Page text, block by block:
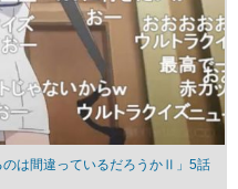
のは間違っているだろうかⅡ」5話